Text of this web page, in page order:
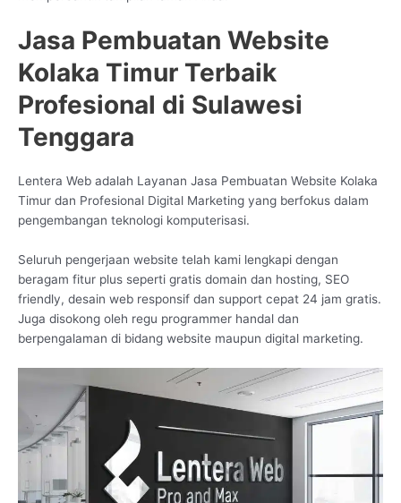
Jasa Pembuatan Website
Kolaka Timur Terbaik
Profesional di Sulawesi
Tenggara
Lentera Web adalah Layanan Jasa Pembuatan Website Kolaka
Timur dan Profesional Digital Marketing yang berfokus dalam
pengembangan teknologi komputerisasi.
Seluruh pengerjaan website telah kami lengkapi dengan
beragam fitur plus seperti gratis domain dan hosting, SEO
friendly, desain web responsif dan support cepat 24 jam gratis.
Juga disokong oleh regu programmer handal dan
berpengalaman di bidang website maupun digital marketing.